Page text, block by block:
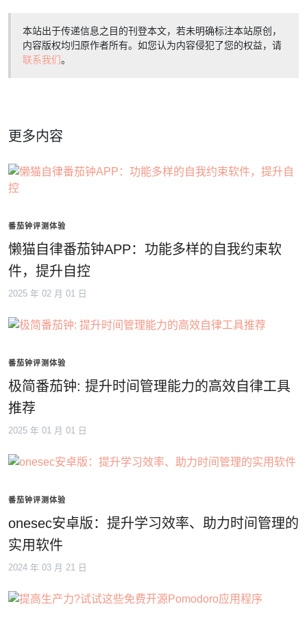
本站出于传递信息之目的刊登本文，若未明确标注本站原创，
内容版权均归原作者所有。如您认为内容侵犯了您的权益，请
联系我们。
更多内容
番茄钟评测体验
懒猫自律番茄钟APP：功能多样的自我约束软
件，提升自控
2025 年 02 月 01 日
番茄钟评测体验
极简番茄钟: 提升时间管理能力的高效自律工具
推荐
2025 年 01 月 01 日
番茄钟评测体验
onesec安卓版：提升学习效率、助力时间管理的
实用软件
2024 年 03 月 21 日